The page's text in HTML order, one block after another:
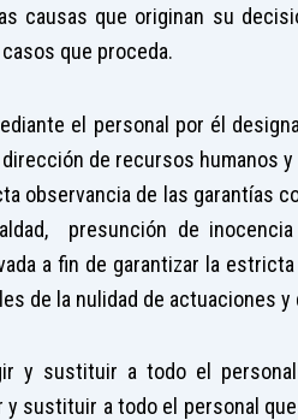
causas que originan su
que proceda.
el personal por él
de recursos humanos
observancia de las garantías
presunción de
a fin de garantizar la
de la nulidad de actuaciones y
y sustituir a todo el
y sustituir a todo el personal